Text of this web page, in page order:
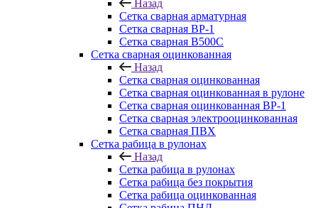
Назад
Сетка сварная арматурная
Сетка сварная ВР-1
Сетка сварная В500С
Сетка сварная оцинкованная
Назад
Сетка сварная оцинкованная
Сетка сварная оцинкованная в рулоне
Сетка сварная оцинкованная ВР-1
Сетка сварная электрооцинкованная
Сетка сварная ПВХ
Сетка рабица в рулонах
Назад
Сетка рабица в рулонах
Сетка рабица без покрытия
Сетка рабица оцинкованная